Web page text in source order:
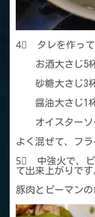
4⃣ タレを作って
お酒大さじ5
砂糖大さじ3
醤油大さじ1
オイスターソ
よく混ぜて、フラ
5⃣ 中強火で、ピ
て出来上がりです
豚肉とピーマンの